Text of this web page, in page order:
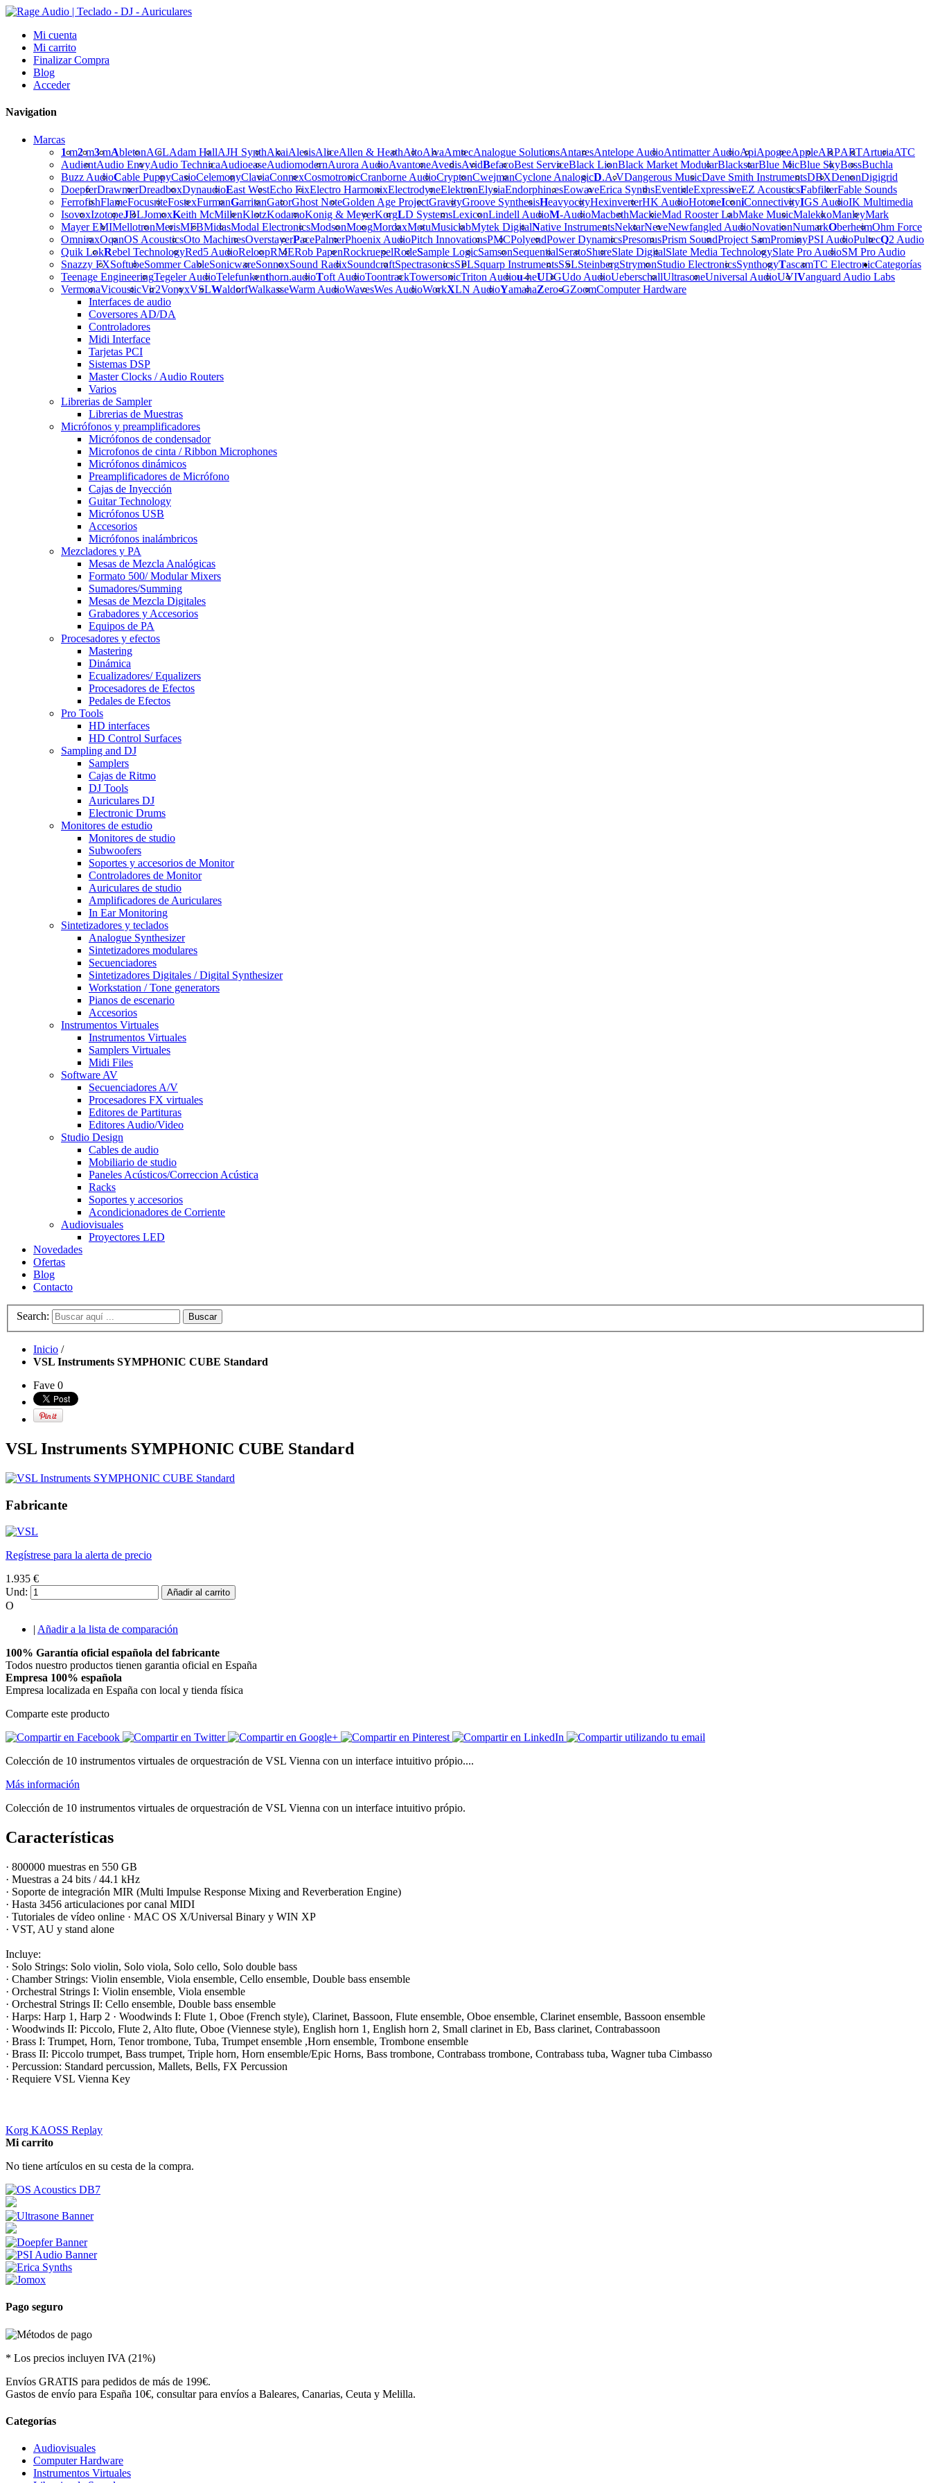
Mi cuenta
Mi carrito
Finalizar Compra
Blog
Acceder
Navigation
Marcas
1m2m3mAbletonACLAdam HallAJH SynthAkaiAlesisAliceAllen & HeathAltoAlvaAmtecAnalogue SolutionsAntaresAntelope AudioAntimatter AudioApiApogeeAppleARPARTArturiaATC
AudientAudio EnvyAudio TechnicaAudioeaseAudiomodernAurora AudioAvantoneAvedisAvidBefacoBest ServiceBlack LionBlack Market ModularBlackstarBlue MicBlue SkyBossBuchla
Buzz AudioCable PuppyCasioCelemonyClaviaConnexCosmotronicCranborne AudioCryptonCwejmanCyclone AnalogicD.A.VDangerous MusicDave Smith InstrumentsDBXDenonDigigrid
DoepferDrawmerDreadboxDynaudioEast WestEcho FixElectro HarmonixElectrodyneElektronElysiaEndorphin.esEowaveErica SynthsEventideExpressiveEZ AcousticsFabfilterFable Sounds
FerrofishFlameFocusriteFostexFurmanGarritanGatorGhost NoteGolden Age ProjectGravityGroove SynthesisHeavyocityHexinverterHK AudioHotoneIconiConnectivityIGS AudioIK Multimedia
IsovoxIzotopeJBLJomoxKeith McMillenKlotzKodamoKonig & MeyerKorgLD SystemsLexiconLindell AudioM-AudioMacbethMackieMad Rooster LabMake MusicMalekkoManleyMark
Mayer EMIMellotronMerisMFBMidasModal ElectronicsModsonMoogMordaxMotuMusiclabMytek DigitalNative InstrumentsNektarNeveNewfangled AudioNovationNumarkOberheimOhm Force
OmniraxOqanOS AcousticsOto MachinesOverstayerPacePalmerPhoenix AudioPitch InnovationsPMCPolyendPower DynamicsPresonusPrism SoundProject SamProminyPSI AudioPultecQ2 Audio
Quik LokRebel TechnologyRed5 AudioReloopRMERob PapenRockruepelRodeSample LogicSamsonSequentialSeratoShureSlate DigitalSlate Media TechnologySlate Pro AudioSM Pro Audio
Snazzy FXSoftubeSommer CableSonicwareSonnoxSound RadixSoundcraftSpectrasonicsSPLSquarp InstrumentsSSLSteinbergStrymonStudio ElectronicsSynthogyTascamTC Electronic
Teenage EngineeringTegeler AudioTelefunkenthorn.audioToft AudioToontrackTowersonicTriton Audiou-heUDGUdo AudioUeberschallUltrasoneUniversal AudioUVIVanguard Audio Labs
VermonaVicousticVir2VonyxVSLWaldorfWalkasseWarm AudioWavesWes AudioWorkXLN AudioYamahaZero-GZoom
Categorías
Computer Hardware
Interfaces de audio
Coversores AD/DA
Controladores
Midi Interface
Tarjetas PCI
Sistemas DSP
Master Clocks / Audio Routers
Varios
Librerias de Sampler
Librerias de Muestras
Micrófonos y preamplificadores
Micrófonos de condensador
Microfonos de cinta / Ribbon Microphones
Micrófonos dinámicos
Preamplificadores de Micrófono
Cajas de Inyección
Guitar Technology
Micrófonos USB
Accesorios
Micrófonos inalámbricos
Mezcladores y PA
Mesas de Mezcla Analógicas
Formato 500/ Modular Mixers
Sumadores/Summing
Mesas de Mezcla Digitales
Grabadores y Accesorios
Equipos de PA
Procesadores y efectos
Mastering
Dinámica
Ecualizadores/ Equalizers
Procesadores de Efectos
Pedales de Efectos
Pro Tools
HD interfaces
HD Control Surfaces
Sampling and DJ
Samplers
Cajas de Ritmo
DJ Tools
Auriculares DJ
Electronic Drums
Monitores de estudio
Monitores de studio
Subwoofers
Soportes y accesorios de Monitor
Controladores de Monitor
Auriculares de studio
Amplificadores de Auriculares
In Ear Monitoring
Sintetizadores y teclados
Analogue Synthesizer
Sintetizadores modulares
Secuenciadores
Sintetizadores Digitales / Digital Synthesizer
Workstation / Tone generators
Pianos de escenario
Accesorios
Instrumentos Virtuales
Instrumentos Virtuales
Samplers Virtuales
Midi Files
Software AV
Secuenciadores A/V
Procesadores FX virtuales
Editores de Partituras
Editores Audio/Video
Studio Design
Cables de audio
Mobiliario de studio
Paneles Acústicos/Correccion Acústica
Racks
Soportes y accesorios
Acondicionadores de Corriente
Audiovisuales
Proyectores LED
Novedades
Ofertas
Blog
Contacto
Search: Buscar
Inicio /
VSL Instruments SYMPHONIC CUBE Standard
Fave 0
VSL Instruments SYMPHONIC CUBE Standard
Fabricante
Regístrese para la alerta de precio
1.935 €
Und:
Añadir al carrito
O
| Añadir a la lista de comparación
100% Garantía oficial española del fabricante
Todos nuestro productos tienen garantia oficial en España
Empresa 100% española
Empresa localizada en España con local y tienda física
Comparte este producto
Colección de 10 instrumentos virtuales de orquestración de VSL Vienna con un interface intuitivo própio....
Más información
Colección de 10 instrumentos virtuales de orquestración de VSL Vienna con un interface intuitivo própio.
Características
· 800000 muestras en 550 GB
· Muestras a 24 bits / 44.1 kHz
· Soporte de integración MIR (Multi Impulse Response Mixing and Reverberation Engine)
· Hasta 3456 articulaciones por canal MIDI
· Tutoriales de vídeo online · MAC OS X/Universal Binary y WIN XP
· VST, AU y stand alone
Incluye:
· Solo Strings: Solo violin, Solo viola, Solo cello, Solo double bass
· Chamber Strings: Violin ensemble, Viola ensemble, Cello ensemble, Double bass ensemble
· Orchestral Strings I: Violin ensemble, Viola ensemble
· Orchestral Strings II: Cello ensemble, Double bass ensemble
· Harps: Harp 1, Harp 2 · Woodwinds I: Flute 1, Oboe (French style), Clarinet, Bassoon, Flute ensemble, Oboe ensemble, Clarinet ensemble, Bassoon ensemble
· Woodwinds II: Piccolo, Flute 2, Alto flute, Oboe (Viennese style), English horn 1, English horn 2, Small clarinet in Eb, Bass clarinet, Contrabassoon
· Brass I: Trumpet, Horn, Tenor trombone, Tuba, Trumpet ensemble ,Horn ensemble, Trombone ensemble
· Brass II: Piccolo trumpet, Bass trumpet, Triple horn, Horn ensemble/Epic Horns, Bass trombone, Contrabass trombone, Contrabass tuba, Wagner tuba Cimbasso
· Percussion: Standard percussion, Mallets, Bells, FX Percussion
· Requiere VSL Vienna Key
Korg KAOSS Replay
Mi carrito
No tiene artículos en su cesta de la compra.
Pago seguro
* Los precios incluyen IVA (21%)
Envíos GRATIS para pedidos de más de 199€.
Gastos de envío para España 10€, consultar para envíos a Baleares, Canarias, Ceuta y Melilla.
Categorías
Audiovisuales
Computer Hardware
Instrumentos Virtuales